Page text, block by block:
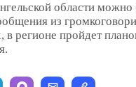
области можно
из
в регионе пройдет